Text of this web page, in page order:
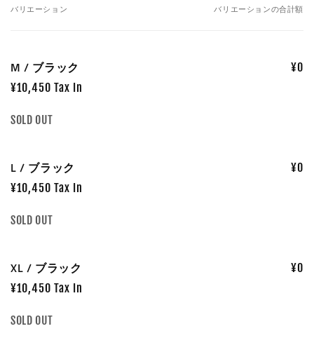
あ
の
カ
ト
バリエーション バリエーションの合計額
M / ブラック
¥10,450 Tax In
¥0
数
SOLD OUT
L / ブラック
¥10,450 Tax In
¥0
数
SOLD OUT
XL / ブラック
¥10,450 Tax In
¥0
数
SOLD OUT